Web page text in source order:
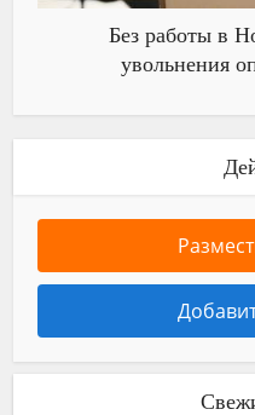
Без работы в
увольнения